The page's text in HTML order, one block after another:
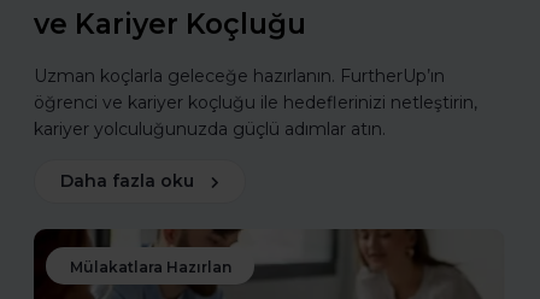
ve Kariyer Koçluğu
Uzman koçlarla geleceğe hazırlanın. FurtherUp’ın
öğrenci ve kariyer koçluğu ile hedeflerinizi netleştirin,
kariyer yolculuğunuzda güçlü adımlar atın.
Daha fazla oku
Mülakatlara Hazırlan